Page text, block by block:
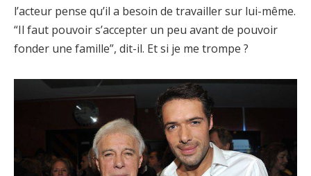
l’acteur pense qu’il a besoin de travailler sur lui-même.
“Il faut pouvoir s’accepter un peu avant de pouvoir
fonder une famille”, dit-il. Et si je me trompe ?